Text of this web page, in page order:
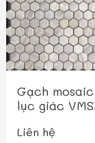
Gạch
lục giác
Liên hệ